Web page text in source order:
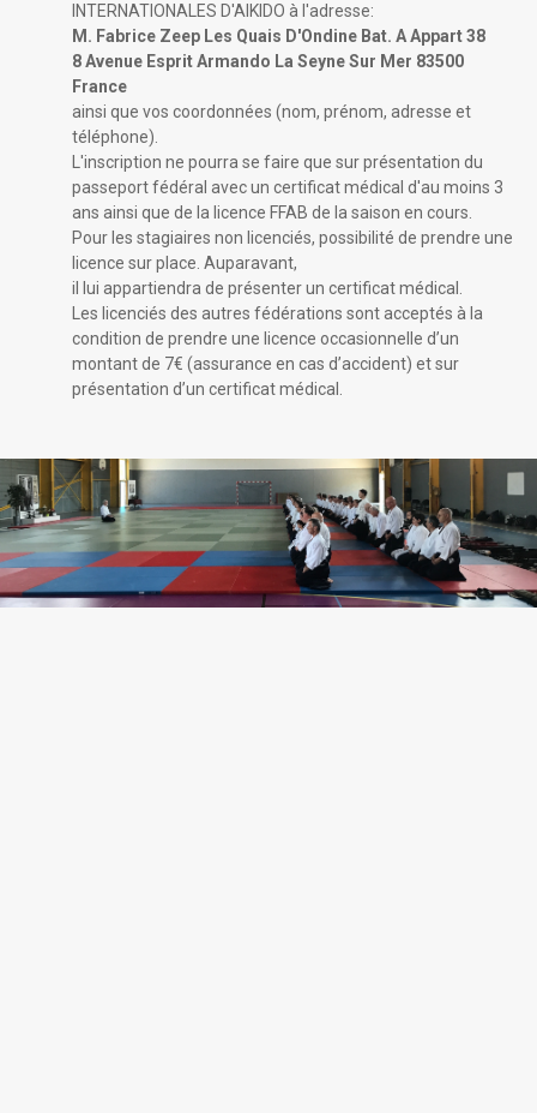
INTERNATIONALES D'AIKIDO à l'adresse:
M. Fabrice Zeep Les Quais D'Ondine Bat. A Appart 38
8 Avenue Esprit Armando La Seyne Sur Mer 83500
France
ainsi que vos coordonnées (nom, prénom, adresse et
téléphone).
L'inscription ne pourra se faire que sur présentation du
passeport fédéral avec un certificat médical d'au moins 3
ans ainsi que de la licence FFAB de la saison en cours.
Pour les stagiaires non licenciés, possibilité de prendre une
licence sur place. Auparavant,
il lui appartiendra de présenter un certificat médical.
Les licenciés des autres fédérations sont acceptés à la
condition de prendre une licence occasionnelle d’un
montant de 7€ (assurance en cas d’accident) et sur
présentation d’un certificat médical.